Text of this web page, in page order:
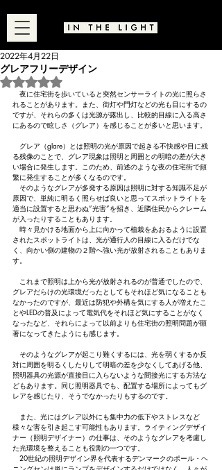
グレアフリーデザイン
2022年4月22日
5つ星のうちNaNと評価されています。
夜に住宅街を歩いていると突然センサーライトの光に照らさ
れることがあります。また、街灯や門灯などの光も目にするの
ですが、それらの多くは光源が露出し、比較的目線に入る高さ
にあるので眩しさ（グレア）を感じることが多いと思います。
グレア（glare）とは照明の光が原因で起きる不快感や目に残
る残像のことで、グレア現象は照明と周囲との明暗の差が大き
い場合に発生します。このため、前述のような夜の住宅街で頻
繁に発生することが多くなるのです。
そのようなグレアが多発する原因は照明に対する知識不足が
原因で、単純に明るく照らせば良いと思ってスポットライトを
適当に設置すると思わぬ”光害”を招き、近隣住民からクレーム
が入ったりすることもあります。
時々見かける地面から上に向かって植栽をあおるように設置
されたスポットライトは、光が通行人の目線に入るだけでな
く、向かい側の建物の２階へ強い光が放射されることもありま
す。
これまで照明は上から光が放射されるのが普通でしたので、
グレアだらけの光環境だったとしてもそれほど気になることも
なかったのですが、最近は防犯や外構を気にする人が増えたこ
とやLEDの普及によって電気代をそれほど気にすることがなく
なったなど、それらによって以前よりも住宅街の照明問題が顕
著になってきたようにも感じます。
そのようなグレアが起こり難くするには、光を弱くするか反
対に周囲を明るくしたりして明暗の差を少なくしてあげる他、
照明器具の光源が直接目に入らないような間接光にする方法な
どもあります。同じ照明器具でも、配置する場所によってもグ
レアを感じたり、そうでなかったりもするのです。
また、光にはグレア以外にも集中力の低下やストレスなど
様々な害を引き起こす可能性もあります。ライティングデザイ
ナー（照明デザイナー）の仕事は、そのようなグレアを考慮し
た光環境を整えることも役割の一つです。
20世紀の照明デザイン界を代表するデンマークのポール・ヘ